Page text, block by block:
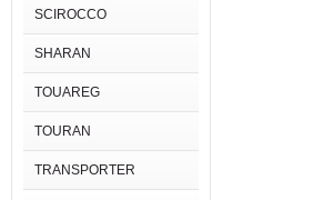
SCIROCCO
SHARAN
TOUAREG
TOURAN
TRANSPORTER